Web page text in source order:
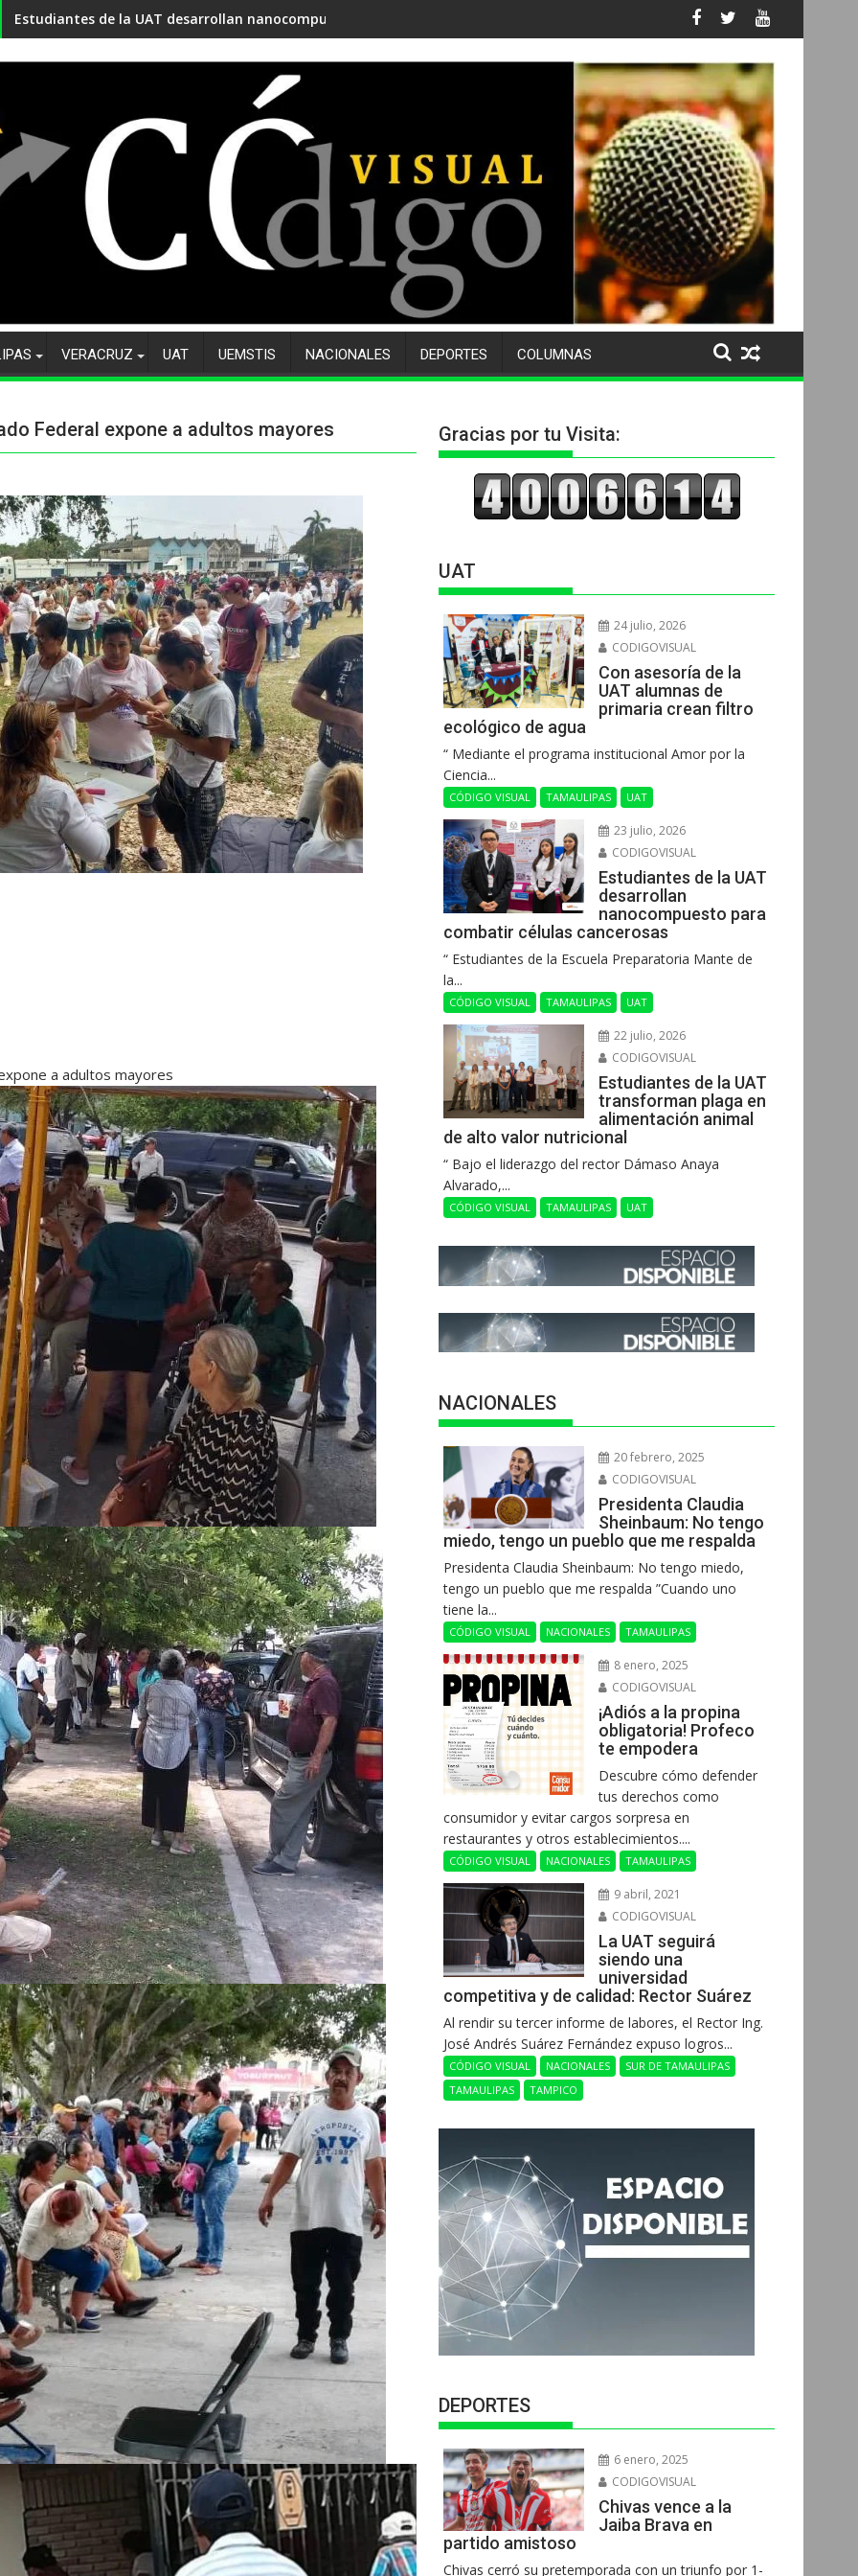
Estudiantes de la UAT transforman plaga en alimentación animal de alto valor nutricional
VERACRUZ UAT UEMSTIS NACIONALES DEPORTES COLUMNAS
Federal expone a adultos mayores
a adultos mayores
Gracias por tu Visita:
UAT
24 julio, 2026
CODIGOVISUAL
Con asesoría de la
UAT alumnas de
primaria crean filtro
ecológico de agua
“ Mediante el programa institucional Amor por la
Ciencia...
CÓDIGO VISUAL TAMAULIPAS UAT
23 julio, 2026
CODIGOVISUAL
Estudiantes de la UAT
desarrollan
nanocompuesto para
combatir células cancerosas
“ Estudiantes de la Escuela Preparatoria Mante de
la...
CÓDIGO VISUAL TAMAULIPAS UAT
22 julio, 2026
CODIGOVISUAL
Estudiantes de la UAT
transforman plaga en
alimentación animal
de alto valor nutricional
“ Bajo el liderazgo del rector Dámaso Anaya
Alvarado,...
CÓDIGO VISUAL TAMAULIPAS UAT
NACIONALES
20 febrero, 2025
CODIGOVISUAL
Presidenta Claudia
Sheinbaum: No tengo
miedo, tengo un pueblo que me respalda
Presidenta Claudia Sheinbaum: No tengo miedo,
tengo un pueblo que me respalda ”Cuando uno
tiene la...
CÓDIGO VISUAL NACIONALES TAMAULIPAS
8 enero, 2025
CODIGOVISUAL
¡Adiós a la propina
obligatoria! Profeco
te empodera
Descubre cómo defender
tus derechos como
consumidor y evitar cargos sorpresa en
restaurantes y otros establecimientos....
CÓDIGO VISUAL NACIONALES TAMAULIPAS
9 abril, 2021
CODIGOVISUAL
La UAT seguirá
siendo una
universidad
competitiva y de calidad: Rector Suárez
Al rendir su tercer informe de labores, el Rector Ing.
José Andrés Suárez Fernández expuso logros...
CÓDIGO VISUAL NACIONALES
SUR DE TAMAULIPAS
TAMAULIPAS
TAMPICO
DEPORTES
6 enero, 2025
CODIGOVISUAL
Chivas vence a la
Jaiba Brava en
partido amistoso
Chivas cerró su pretemporada con un triunfo por 1-